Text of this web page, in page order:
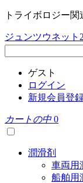
トライボロジー
ジュンツウネッ
ゲスト
ログイン
新規会員登
カートの中 0
潤滑剤
車両用
船舶用